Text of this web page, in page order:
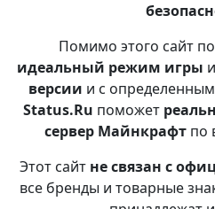
Помимо этого сайт
идеальный режим игры
версии и с
Status.Ru поможет
сервер Майнкрафт по
Этот сайт не связан с
все бренды и товарные